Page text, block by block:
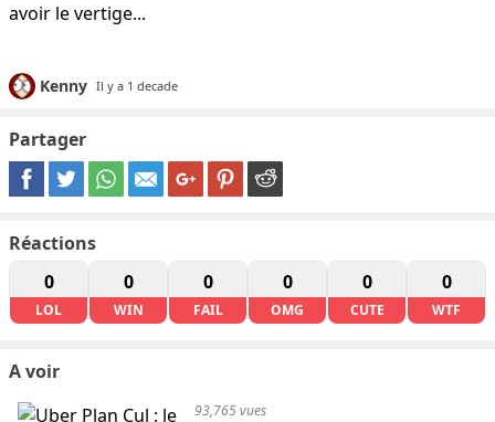
avoir le vertige...
Kenny Il y a 1 decade
Partager
Réactions
0
LOL
0
WIN
0
FAIL
0
OMG
0
CUTE
0
WTF
A voir
93,765 vues